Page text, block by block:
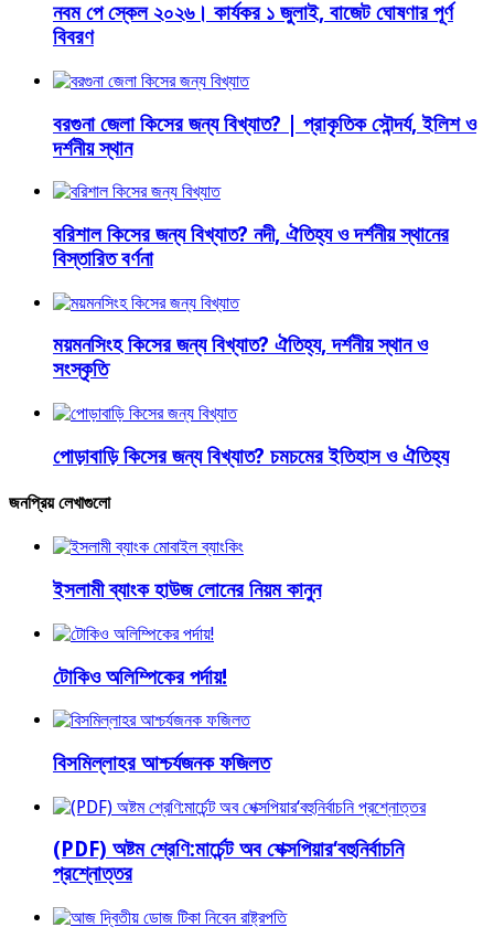
নবম পে স্কেল ২০২৬। কার্যকর ১ জুলাই, বাজেট ঘোষণার পূর্ণ
বিবরণ
বরগুনা জেলা কিসের জন্য বিখ্যাত? | প্রাকৃতিক সৌন্দর্য, ইলিশ ও
দর্শনীয় স্থান
বরিশাল কিসের জন্য বিখ্যাত? নদী, ঐতিহ্য ও দর্শনীয় স্থানের
বিস্তারিত বর্ণনা
ময়মনসিংহ কিসের জন্য বিখ্যাত? ঐতিহ্য, দর্শনীয় স্থান ও
সংস্কৃতি
পোড়াবাড়ি কিসের জন্য বিখ্যাত? চমচমের ইতিহাস ও ঐতিহ্য
জনপ্রিয় লেখাগুলো
ইসলামী ব্যাংক হাউজ লোনের নিয়ম কানুন
টোকিও অলিম্পিকের পর্দায়!
বিসমিল্লাহর আশ্চর্যজনক ফজিলত
(PDF) অষ্টম শ্রেণি:মার্চেন্ট অব শেক্সপিয়ার‘বহুনির্বাচনি
প্রশ্নোত্তর